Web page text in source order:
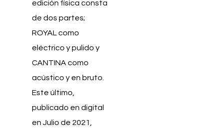
edición física consta
de dos partes;
ROYAL como
eléctrico y pulido y
CANTINA como
acústico y en bruto.
Este último,
publicado en digital
en Julio de 2021,